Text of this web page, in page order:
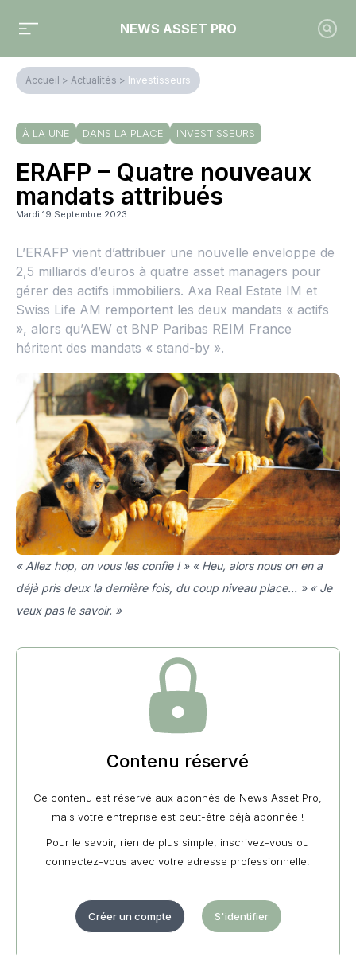
NEWS ASSET PRO
Accueil > Actualités > Investisseurs
À LA UNE DANS LA PLACE INVESTISSEURS
ERAFP – Quatre nouveaux
mandats attribués
Mardi 19 Septembre 2023
L’ERAFP vient d’attribuer une nouvelle enveloppe de
2,5 milliards d’euros à quatre asset managers pour
gérer des actifs immobiliers. Axa Real Estate IM et
Swiss Life AM remportent les deux mandats « actifs
», alors qu’AEW et BNP Paribas REIM France
héritent des mandats « stand-by ».
« Allez hop, on vous les confie ! » « Heu, alors nous on en a
déjà pris deux la dernière fois, du coup niveau place… » « Je
veux pas le savoir. »
Contenu réservé
Ce contenu est réservé aux abonnés de News Asset Pro,
mais votre entreprise est peut-être déjà abonnée !
Pour le savoir, rien de plus simple, inscrivez-vous ou
connectez-vous avec votre adresse professionnelle.
Créer un compte S'identifier